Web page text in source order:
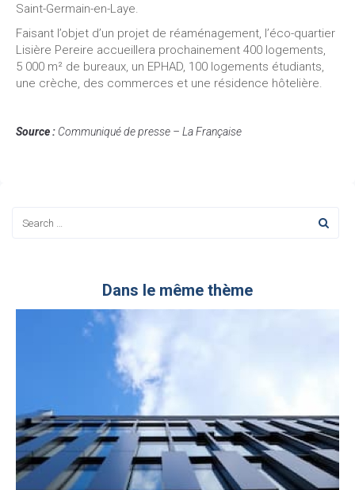
Saint-Germain-en-Laye.
Faisant l’objet d’un projet de réaménagement, l’éco-quartier
Lisière Pereire accueillera prochainement 400 logements,
5 000 m² de bureaux, un EPHAD, 100 logements étudiants,
une crèche, des commerces et une résidence hôtelière.
Source : Communiqué de presse – La Française
Dans le même thème